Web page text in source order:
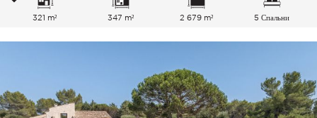
321 m² 347 m² 2 679 m² 5 Спальни